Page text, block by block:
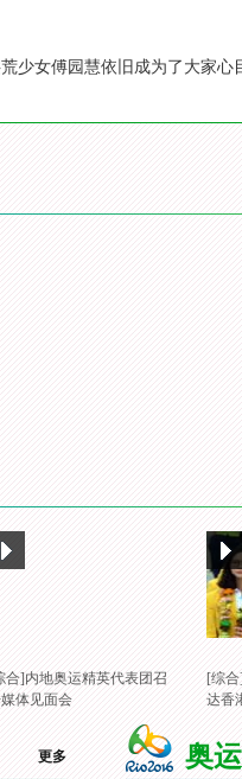
少女傅园慧依旧成为了大家
合]内地奥运精英代表团召
体见面会
[综
达香
更多 奥